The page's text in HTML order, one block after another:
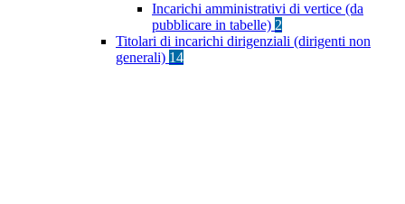
Incarichi amministrativi di vertice (da
pubblicare in tabelle) 2
Titolari di incarichi dirigenziali (dirigenti non
generali) 14